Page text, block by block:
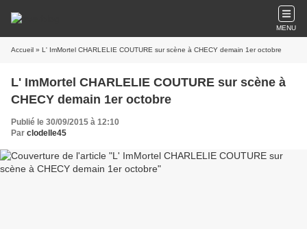
MENU
Accueil » L' ImMortel CHARLELIE COUTURE sur scène à CHECY demain 1er octobre
L' ImMortel CHARLELIE COUTURE sur scène à
CHECY demain 1er octobre
Publié le 30/09/2015 à 12:10
Par clodelle45